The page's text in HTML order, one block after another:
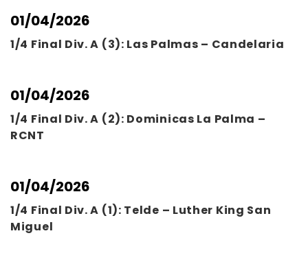
01/04/2026
1/4 Final Div. A (3): Las Palmas – Candelaria
01/04/2026
1/4 Final Div. A (2): Dominicas La Palma –
RCNT
01/04/2026
1/4 Final Div. A (1): Telde – Luther King San
Miguel